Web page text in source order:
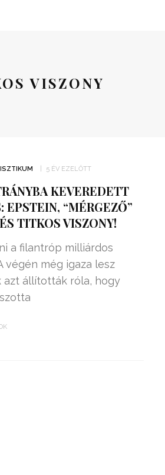
VISZONY
5 ÉV EZELŐTT
KEVEREDETT
EPSTEIN, “MÉRGEZŐ”
TITKOS VISZONY!
a filantróp milliárdos
végén még igaza lesz
azt állították róla, hogy